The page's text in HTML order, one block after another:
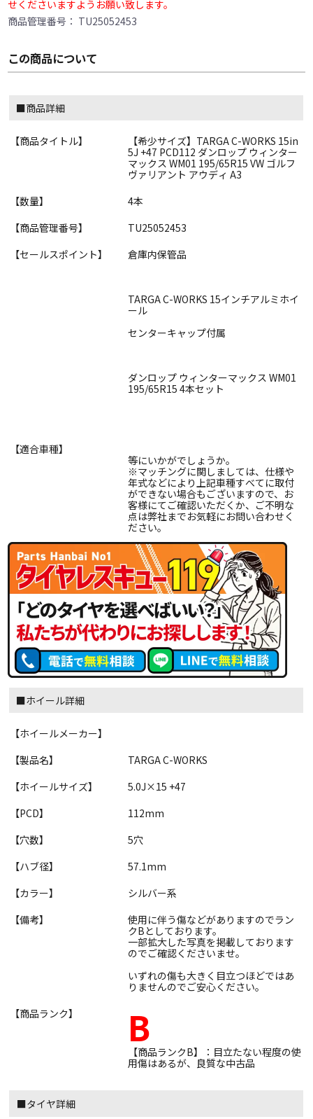
せくださいますようお願い致します。
商品管理番号： TU25052453
この商品について
■商品詳細
【商品タイトル】
【希少サイズ】TARGA C-WORKS 15in
5J +47 PCD112 ダンロップ ウィンター
マックス WM01 195/65R15 VW ゴルフ
ヴァリアント アウディ A3
【数量】
4本
【商品管理番号】
TU25052453
【セールスポイント】
倉庫内保管品
TARGA C-WORKS 15インチアルミホイ
ール
センターキャップ付属
ダンロップ ウィンターマックス WM01
195/65R15 4本セット
【適合車種】
等にいかがでしょうか。
※マッチングに関しましては、仕様や
年式などにより上記車種すべてに取付
ができない場合もございますので、お
客様にてご確認いただくか、ご不明な
点は弊社までお気軽にお問い合わせく
ださい。
■ホイール詳細
【ホイールメーカー】
【製品名】
TARGA C-WORKS
【ホイールサイズ】
5.0J×15 +47
【PCD】
112mm
【穴数】
5穴
【ハブ径】
57.1mm
【カラー】
シルバー系
【備考】
使用に伴う傷などがありますのでラン
クBとしております。
一部拡大した写真を掲載しております
のでご確認くださいませ。
いずれの傷も大きく目立つほどではあ
りませんのでご安心ください。
【商品ランク】
B
【商品ランクB】：目立たない程度の使
用傷はあるが、良質な中古品
■タイヤ詳細